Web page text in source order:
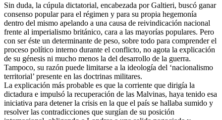
Sin duda, la cúpula dictatorial, encabezada por Galtieri, buscó ganar
consenso popular para el régimen y para su propia hegemonía
dentro del mismo apelando a una causa de reivindicación nacional
frente al imperialismo británico, cara a las mayorías populares. Pero
con ser éste un determinante de peso, sobre todo para comprender el
proceso político interno durante el conflicto, no agota la explicación
de su génesis ni mucho menos la del desarrollo de la guerra.
Tampoco, su razón puede limitarse a la ideología del ‘nacionalismo
territorial’ presente en las doctrinas militares.
La explicación más probable es que la corriente que dirigía la
dictadura e impulsó la recuperación de las Malvinas, haya tenido esa
iniciativa para detener la crisis en la que el país se hallaba sumido y
resolver las contradicciones que surgían de su posición